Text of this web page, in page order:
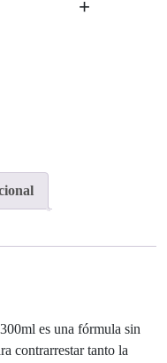
+
es una fórmula sin
contrarrestar tanto la